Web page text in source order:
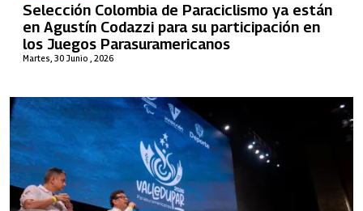
Martes, 30 Junio , 2026
Selección Colombia de Paraciclismo ya están
en Agustín Codazzi para su participación en
los Juegos Parasuramericanos